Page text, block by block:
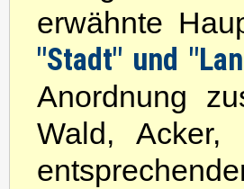
erwähnte
"Stadt" und
Anordnung
Wald,